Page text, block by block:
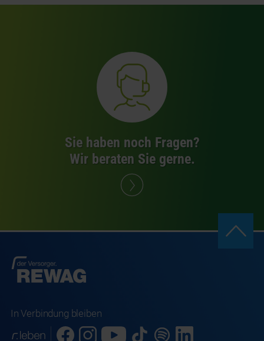
Sie haben noch Fragen?
Wir beraten Sie gerne.
In Verbindung bleiben